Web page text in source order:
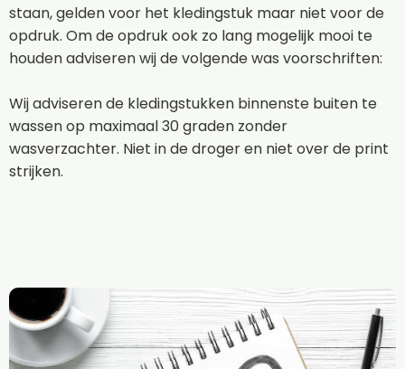
staan, gelden voor het kledingstuk maar niet voor de
opdruk. Om de opdruk ook zo lang mogelijk mooi te
houden adviseren wij de volgende was voorschriften:
Wij adviseren de kledingstukken binnenste buiten te
wassen op maximaal 30 graden zonder
wasverzachter. Niet in de droger en niet over de print
strijken.